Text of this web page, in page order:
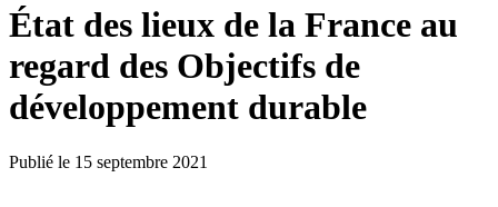
État des lieux de la France au
regard des Objectifs de
développement durable
Publié le 15 septembre 2021